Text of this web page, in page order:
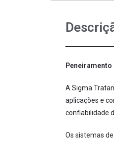
Peneiramento
A Sigma
aplicações e
confiabilidade
Os sistemas